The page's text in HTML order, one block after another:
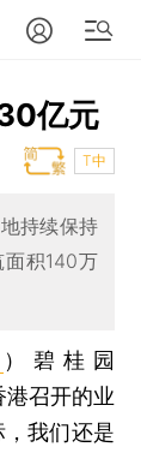
亿元
T中
持续保持
面积140万
） 碧桂园
召开的业
，我们还是